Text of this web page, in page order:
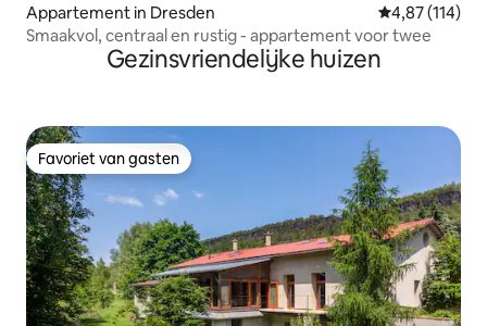
Appartement in Dresden Gemiddelde
4,87 (114)
Smaakvol, centraal en rustig - appartement voor twee
Gezinsvriendelijke huizen
Favoriet van gasten
Favoriet van gasten